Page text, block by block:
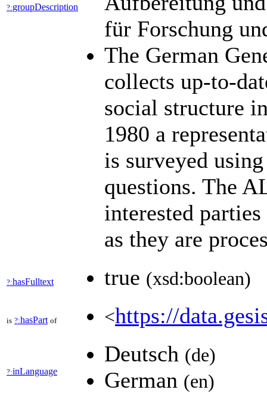
?:groupDescription
für Forschung
The German
collects up-to-
social structure
1980 a
is surveyed
questions. The
interested
as they are
?:hasFulltext true (xsd:boolean)
is ?:hasPart of <https://
?:inLanguage
Deutsch (de)
German (en)